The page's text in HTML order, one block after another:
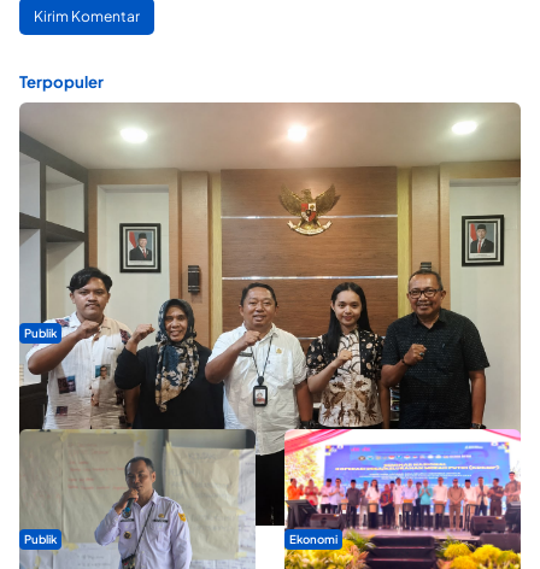
Terpopuler
Publik
Dua Talenta Muda Ternate Wakili Maluku Utara di Gita Bahana
Nusantara 2026
Publik Ekonomi